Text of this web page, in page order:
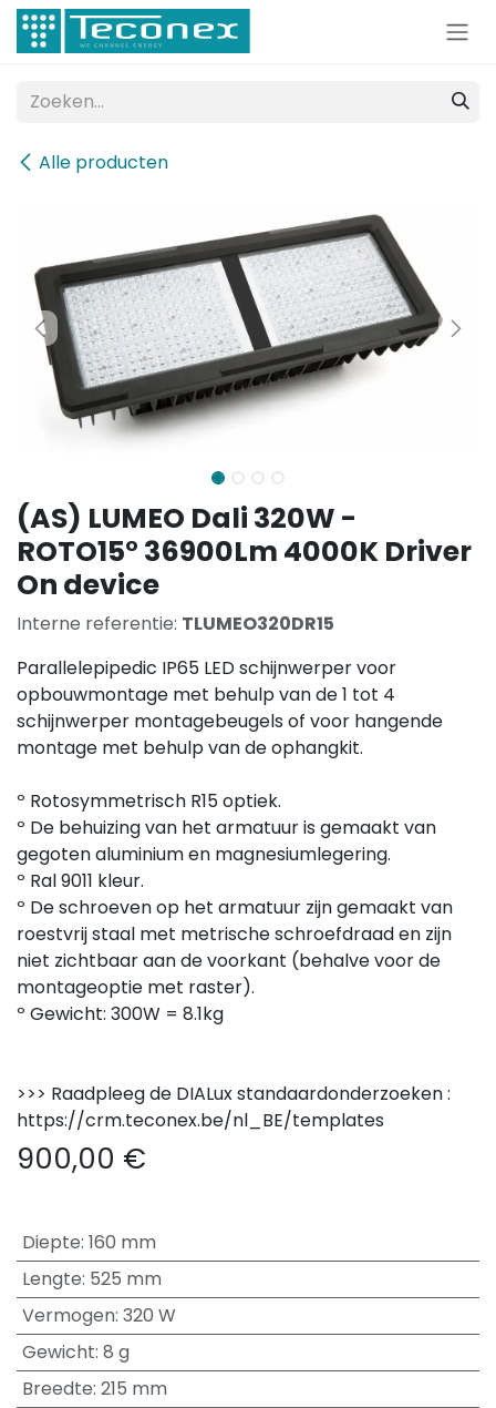
Overslaan naar inhoud
Alle producten
(AS) LUMEO Dali 320W -
ROTO15° 36900Lm 4000K Driver
On device
Interne referentie: TLUMEO320DR15
Parallelepipedic IP65 LED schijnwerper voor
opbouwmontage met behulp van de 1 tot 4
schijnwerper montagebeugels of voor hangende
montage met behulp van de ophangkit.
º Rotosymmetrisch R15 optiek.
º De behuizing van het armatuur is gemaakt van
gegoten aluminium en magnesiumlegering.
º Ral 9011 kleur.
º De schroeven op het armatuur zijn gemaakt van
roestvrij staal met metrische schroefdraad en zijn
niet zichtbaar aan de voorkant (behalve voor de
montageoptie met raster).
º Gewicht: 300W = 8.1kg
>>> Raadpleeg de DIALux standaardonderzoeken :
https://crm.teconex.be/nl_BE/templates
900,00 €
Diepte: 160 mm
Lengte: 525 mm
Vermogen: 320 W
Gewicht: 8 g
Breedte: 215 mm